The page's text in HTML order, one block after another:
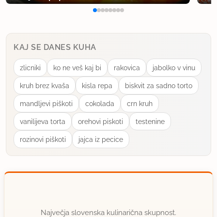
uporabi ker ima močno aromo. če delaš kaj na
stanovanje po čebuli, je super izbira!
uporabno
nola
član od 2006 3112 sporočil
9.3.2012 ob 11:02
In kaj je drugače?
KAJ SE DANES KUHA
zlicniki ko ne veš kaj bi rakovica jabolko v vinu
kruh brez kvaša kisla repa biskvit za sadno torto
mandljevi piškoti cokolada crn kruh
vanilijeva torta orehovi piskoti testenine
rozinovi piškoti jajca iz pecice
Največja slovenska kulinarična skupnost.